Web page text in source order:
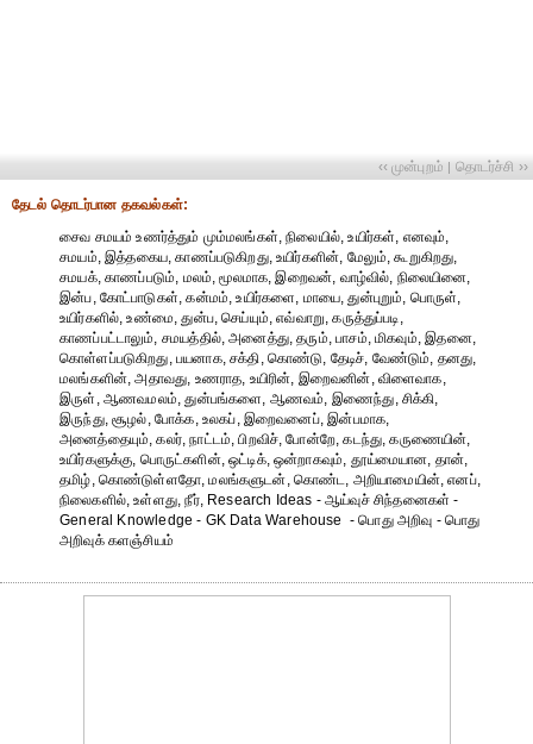
‹‹ முன்புறம் | தொடர்ச்சி ››
தேட‌ல் தொட‌ர்பான தகவ‌ல்க‌ள்:
சைவ சமயம் உணர்த்தும் மும்மலங்கள், நிலையில், உயிர்கள், எனவும்,
சமயம், இத்தகைய, காணப்படுகிறது, உயிர்களின், மேலும், கூறுகிறது,
சமயக், காணப்படும், மலம், மூலமாக, இறைவன், வாழ்வில், நிலையினை,
இன்ப, கோட்பாடுகள், கன்மம், உயிர்களை, மாயை, துன்புறும், பொருள்,
உயிர்களில், உண்மை, துன்ப, செய்யும், எவ்வாறு, கருத்துப்படி,
காணப்பட்டாலும், சமயத்தில், அனைத்து, தரும், பாசம், மிகவும், இதனை,
கொள்ளப்படுகிறது, பயனாக, சக்தி, கொண்டு, தேடிச், வேண்டும், தனது,
மலங்களின், அதாவது, உணராத, உயிரின், இறைவனின், விளைவாக,
இருள், ஆணவமலம், துன்பங்களை, ஆணவம், இணைந்து, சிக்கி,
இருந்து, சூழல், போக்க, உலகப், இறைவனைப், இன்பமாக,
அனைத்தையும், கலர், நாட்டம், பிறவிச், போன்றே, கடந்து, கருணையின்,
உயிர்களுக்கு, பொருட்களின், ஒட்டிக், ஒன்றாகவும், தூய்மையான, தான்,
தமிழ், கொண்டுள்ளதோ, மலங்களுடன், கொண்ட, அறியாமையின், எனப்,
நிலைகளில், உள்ளது, நீர், Research Ideas - ஆய்வுச் சிந்தனைகள் -
General Knowledge - GK Data Warehouse - பொது அறிவு - பொது
அறிவுக் களஞ்சியம்